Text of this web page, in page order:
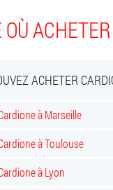
ACHETER
à Marseille
à Toulouse
à Lyon